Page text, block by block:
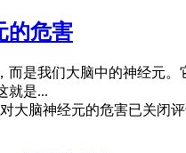
的危害
而是我们大脑中的神经元
就是...
大脑神经元的危害已关闭